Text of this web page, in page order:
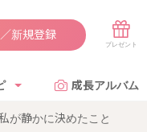
新規登録
成長アルバム
が静かに決めたこと